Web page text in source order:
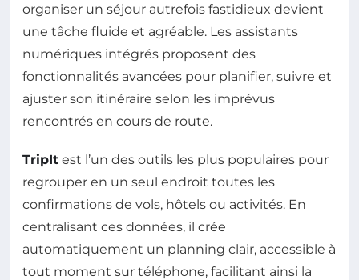
organiser un séjour autrefois fastidieux devient
une tâche fluide et agréable. Les assistants
numériques intégrés proposent des
fonctionnalités avancées pour planifier, suivre et
ajuster son itinéraire selon les imprévus
rencontrés en cours de route.
TripIt est l’un des outils les plus populaires pour
regrouper en un seul endroit toutes les
confirmations de vols, hôtels ou activités. En
centralisant ces données, il crée
automatiquement un planning clair, accessible à
tout moment sur téléphone, facilitant ainsi la